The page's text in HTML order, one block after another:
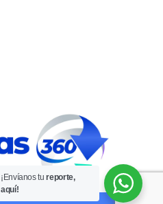
¡Envíanos tureporte,
aquí!